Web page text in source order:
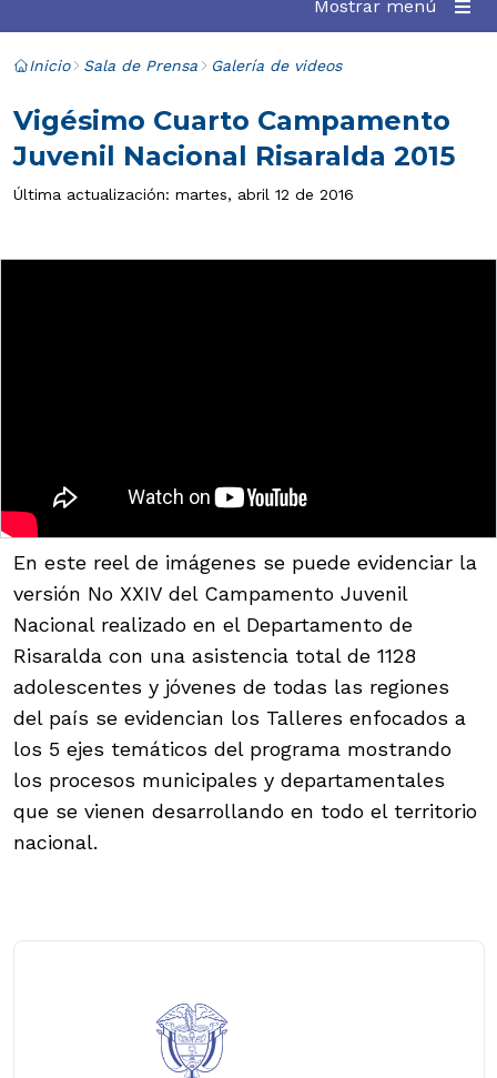
Mostrar menú
Inicio Sala de Prensa Galería de videos
Vigésimo Cuarto Campamento
Juvenil Nacional Risaralda 2015
Última actualización: martes, abril 12 de 2016
En este reel de imágenes se puede evidenciar la
versión No XXIV del Campamento Juvenil
Nacional realizado en el Departamento de
Risaralda con una asistencia total de 1128
adolescentes y jóvenes de todas las regiones
del país se evidencian los Talleres enfocados a
los 5 ejes temáticos del programa mostrando
los procesos municipales y departamentales
que se vienen desarrollando en todo el territorio
nacional.